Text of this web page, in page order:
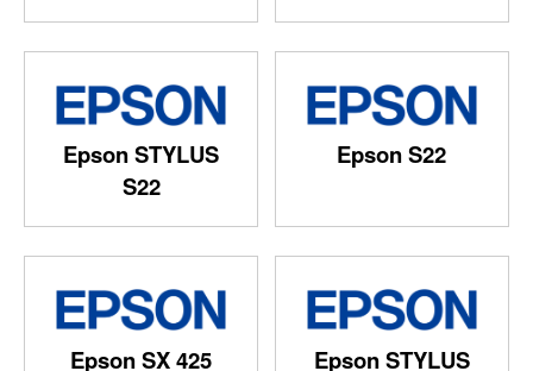
Epson S22
Epson STYLUS
S22
Epson STYLUS
Epson SX 425